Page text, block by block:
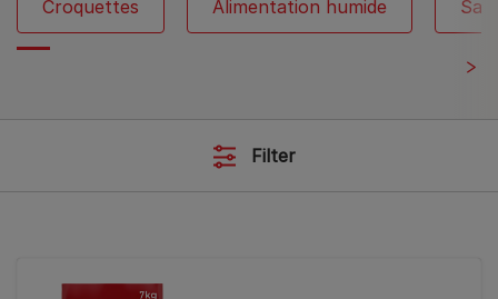
Croquettes Alimentation humide
Filter